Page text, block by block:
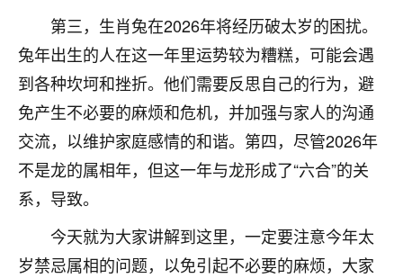
第三，生肖兔在2026年将经历破太岁的困扰。
兔年出生的人在这一年里运势较为糟糕，可能会遇
到各种坎坷和挫折。他们需要反思自己的行为，避
免产生不必要的麻烦和危机，并加强与家人的沟通
交流，以维护家庭感情的和谐。第四，尽管2026年
不是龙的属相年，但这一年与龙形成了“六合”的关
系，导致。
今天就为大家讲解到这里，一定要注意今年太
岁禁忌属相的问题，以免引起不必要的麻烦，大家
老师做不做超度法事？我想给我奶奶做超度，她今年
刚去世了。
七零老顽童：我母亲前年离世，刚开始我经常
做梦梦见她，后来也是朋友介绍，找到慧来老
师，安排了超度法事，做梦再也没有梦到过
了，一开始是半信半疑的，图个心安，给亡母
超度，现在看来，人不信也不行。
优秀的张同学